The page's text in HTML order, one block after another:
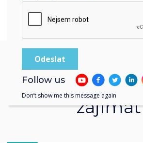
Možná vás
zajímat
Follow us
Don’t show me this message again